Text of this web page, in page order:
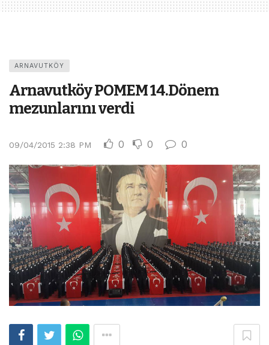
ARNAVUTKÖY
Arnavutköy POMEM 14.Dönem
mezunlarını verdi
09/04/2015 2:38 PM 0 0 0